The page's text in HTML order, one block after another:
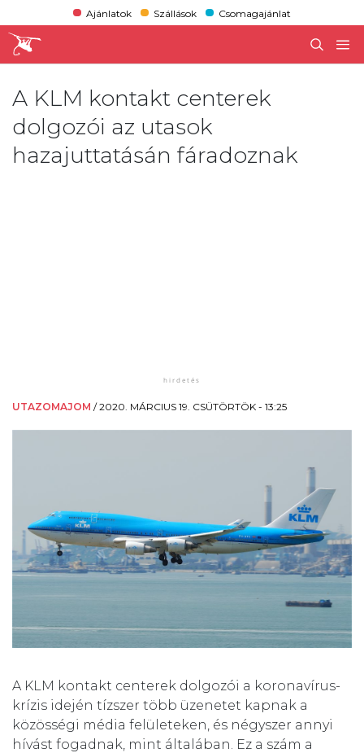
Ajánlatok Szállások Csomagajánlat
A KLM kontakt centerek
dolgozói az utasok
hazajuttatásán fáradoznak
UTAZOMAJOM /2020. MÁRCIUS 19. CSÜTÖRTÖK - 13:25
A KLM kontakt centerek dolgozói a koronavírus-
krízis idején tízszer több üzenetet kapnak a
közösségi média felületeken, és négyszer annyi
hívást fogadnak, mint általában. Ez a szám a